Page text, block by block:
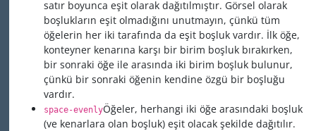
satır boyunca eşit olarak dağıtılmıştır. Görsel olarak
boşlukların eşit olmadığını unutmayın, çünkü tüm
öğelerin her iki tarafında da eşit boşluk vardır. İlk öğe,
konteyner kenarına karşı bir birim boşluk bırakırken,
bir sonraki öğe ile arasında iki birim boşluk bulunur,
çünkü bir sonraki öğenin kendine özgü bir boşluğu
vardır.
space-evenlyÖğeler, herhangi iki öğe arasındaki boşluk
(ve kenarlara olan boşluk) eşit olacak şekilde dağıtılır.